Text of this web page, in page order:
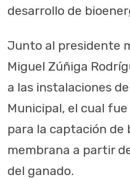
desarrollo de
Junto al presidente
Miguel Zúñiga
a las instalaciones
Municipal, el cual
para la captación de
membrana a partir
del ganado.